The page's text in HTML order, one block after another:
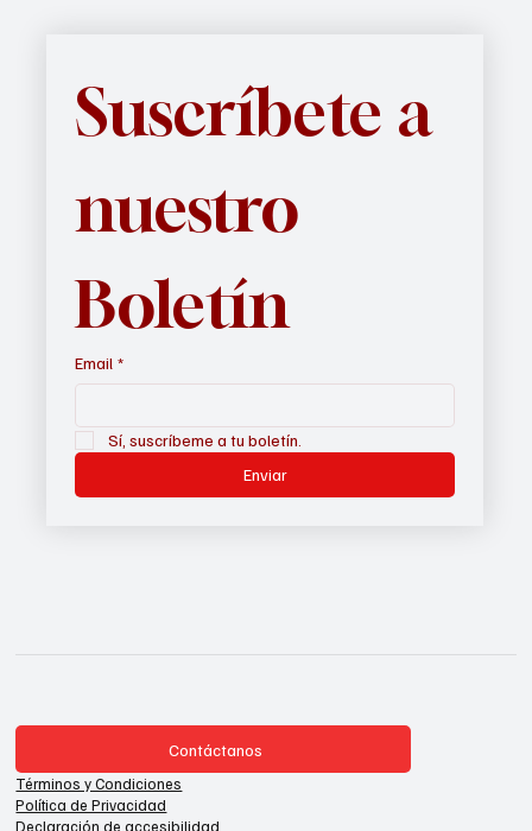
Suscríbete a
nuestro
Boletín
Email *
Sí, suscríbeme a tu boletín.
Enviar
Contáctanos
Términos y Condiciones
Política de Privacidad
Declaración de accesibilidad